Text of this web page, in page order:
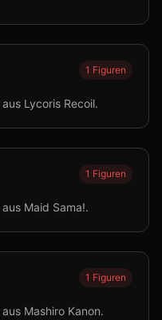
1 Figuren
Lycoris Recoil.
1 Figuren
Maid Sama!.
1 Figuren
Mashiro Kanon.